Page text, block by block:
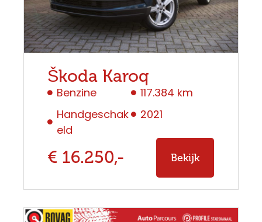
Škoda Karoq
Benzine
Handgeschak
eld
117.384 km
2021
€ 16.250,- Bekijk